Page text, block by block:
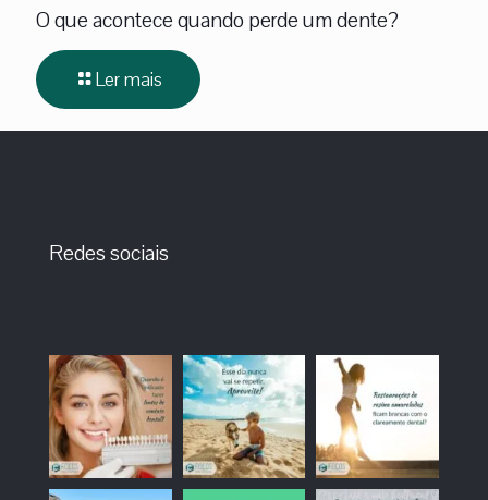
O que acontece quando perde um dente?
Ler mais
Redes sociais